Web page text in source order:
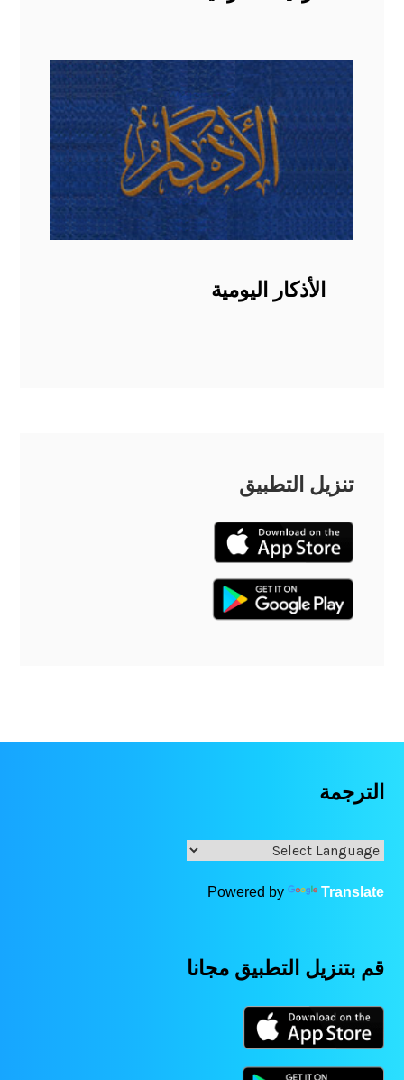
الأذكار اليومية
تنزيل التطبيق
الترجمة
Powered by Translate
قم بتنزيل التطبيق مجانا